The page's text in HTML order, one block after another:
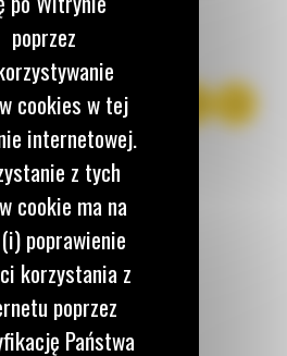
siłę odspajania
poprzez
cookies w tej
internetowej.
z tych
cookie ma na
poprawienie
korzystania z
poprzez
Państwa